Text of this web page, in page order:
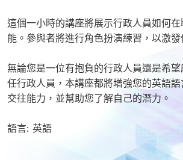
這個一小時的講座將展示行政人員如何
能。參與者將進行角色扮演練習，以激發
無論您是一位有抱負的行政人員還是希
任行政人員，本講座都將增強您的英語
交往能力，並幫助您了解自己的潛力。
語言: 英語